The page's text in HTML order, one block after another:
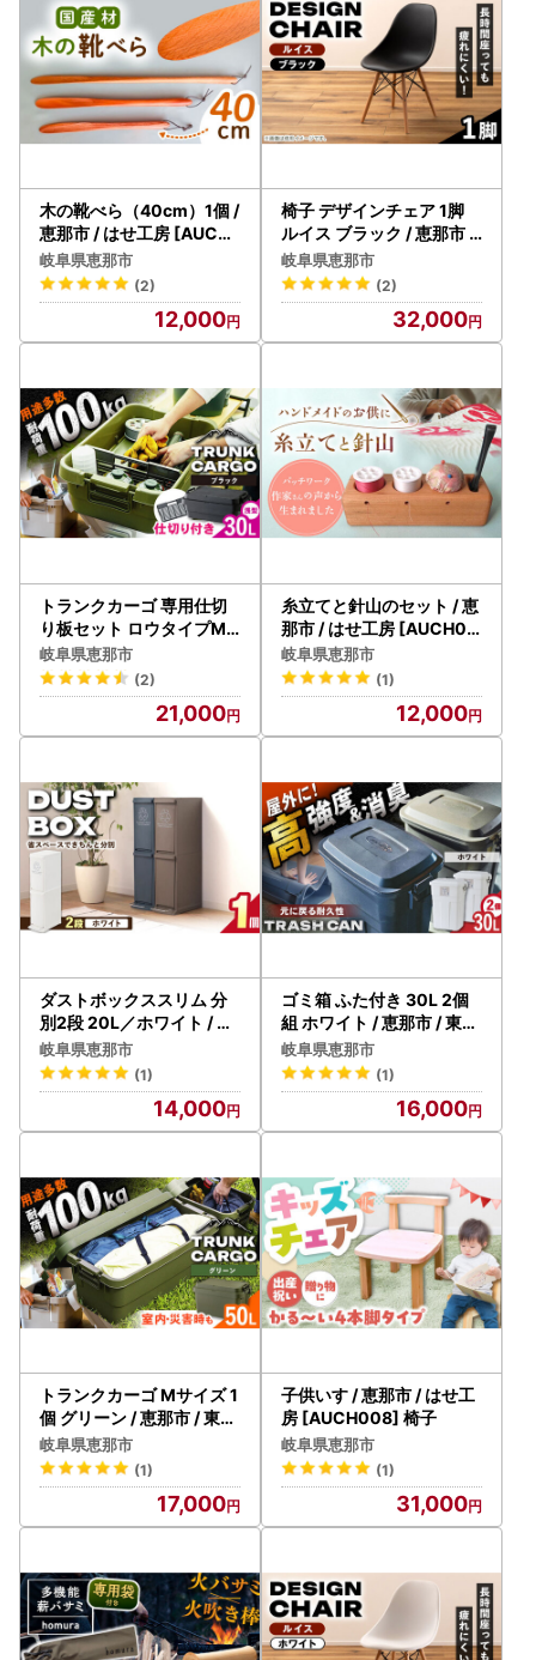
木の靴べら（40cm）1個 /
恵那市 / はせ工房 [AUCH
015] 靴べら
岐阜県恵那市
(2)
12,000
椅子 デザインチェア 1脚
ルイス ブラック / 恵那市 /
東谷 [AUAD047] 椅子
岐阜県恵那市
(2)
32,000
トランクカーゴ 専用仕切
り板セット ロウタイプM1
個 ブラック / 恵那市 / 東谷
[AUAD039] アウトドア
岐阜県恵那市
(2)
21,000
糸立てと針山のセット / 恵
那市 / はせ工房 [AUCH01
2]
岐阜県恵那市
(1)
12,000
ダストボックススリム 分
別2段 20L／ホワイト / 恵
那市 / 東谷 [AUAD063]
岐阜県恵那市
(1)
14,000
ゴミ箱 ふた付き 30L 2個
組 ホワイト / 恵那市 / 東谷
[AUAD069]
岐阜県恵那市
(1)
16,000
トランクカーゴ Mサイズ 1
個 グリーン / 恵那市 / 東谷
[AUAD031] アウトドア
岐阜県恵那市
(1)
17,000
子供いす / 恵那市 / はせ工
房 [AUCH008] 椅子
岐阜県恵那市
(1)
31,000